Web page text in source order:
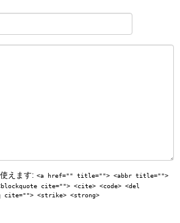
えます: <a href="" title=""> <abbr title="">
cite=""> <cite> <code> <del
cite=""> <strike> <strong>